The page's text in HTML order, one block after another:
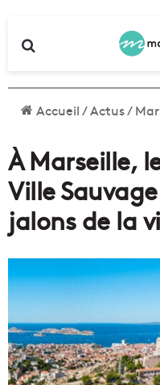
Accueil/Actus/
À Marseille,
Ville
jalons de la